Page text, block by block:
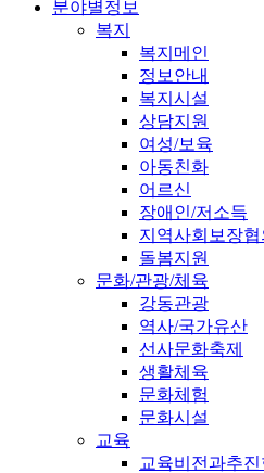
분야별정보
복지
복지메인
정보안내
복지시설
상담지원
여성/보육
아동친화
어르신
장애인/저소득
지역사회보장협
돌봄지원
문화/관광/체육
강동관광
역사/국가유산
선사문화축제
생활체육
문화체험
문화시설
교육
교육비전과추